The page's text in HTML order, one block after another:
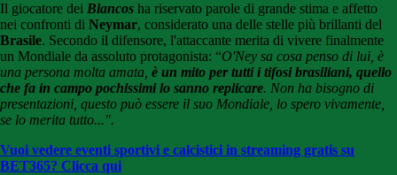
Il giocatore dei Blancos ha riservato parole di grande stima e affetto
nei confronti di Neymar, considerato una delle stelle più brillanti del
Brasile. Secondo il difensore, l'attaccante merita di vivere finalmente
un Mondiale da assoluto protagonista: “O'Ney sa cosa penso di lui, è
una persona molta amata, è un mito per tutti i tifosi brasiliani, quello
che fa in campo pochissimi lo sanno replicare. Non ha bisogno di
presentazioni, questo può essere il suo Mondiale, lo spero vivamente,
se lo merita tutto...".
Vuoi vedere eventi sportivi e calcistici in streaming gratis su
BET365? Clicca qui